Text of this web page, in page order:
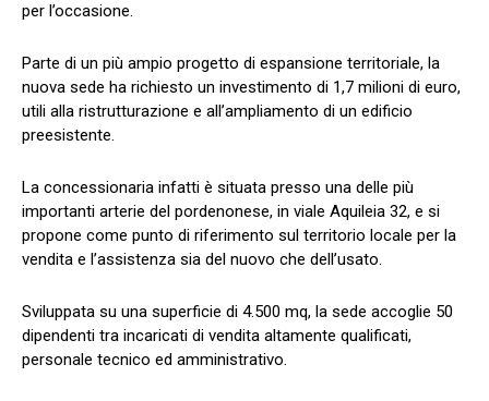
per l’occasione.
Parte di un più ampio progetto di espansione territoriale, la
nuova sede ha richiesto un investimento di 1,7 milioni di euro,
utili alla ristrutturazione e all’ampliamento di un edificio
preesistente.
La concessionaria infatti è situata presso una delle più
importanti arterie del pordenonese, in viale Aquileia 32, e si
propone come punto di riferimento sul territorio locale per la
vendita e l’assistenza sia del nuovo che dell’usato.
Sviluppata su una superficie di 4.500 mq, la sede accoglie 50
dipendenti tra incaricati di vendita altamente qualificati,
personale tecnico ed amministrativo.